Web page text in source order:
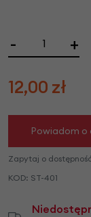
- +
12,00 zł
Powiadom
Zapytaj o
KOD: ST-401